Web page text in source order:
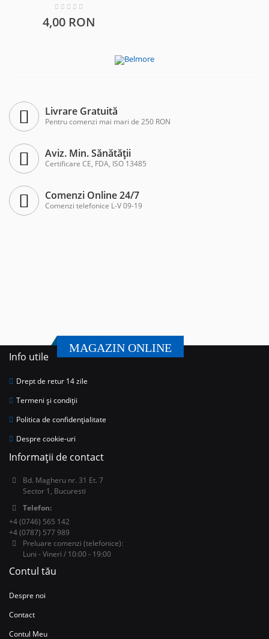
4,00 RON
Livrare Gratuită
Pentru comenzi mai mari de 250 RON
Aviz. Min. Sănătății
Certificare CE, FDA, ISO 13485
Comenzi Online 24/7
Comenzi telefonice L-V 09-19
MAGAZIN ONLINE
Info utile
Drept de retur 14 zile
Termeni și condiții
Politica de confidențialitate
Despre cookie-uri
Informații de contact
Bd. Magheru nr. 31 Et. 7
Sector 1, Bucuresti
Telefon:
+4 (0746) 565 142
+4 (0787) 577 989
Preluare comenzi (telefonice):
Luni - Vineri / 10:00 - 19:00
Contul tău
Despre noi
Contact
Contul Meu